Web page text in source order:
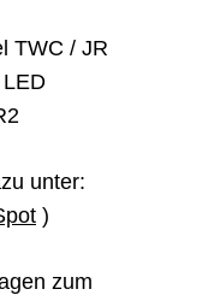
TWC / JR
unter:
)
zum